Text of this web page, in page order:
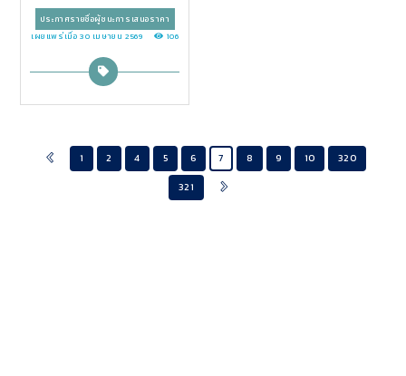
ประกาศรายชื่อผู้ชนะการเสนอราคา
เผยแพร่เมื่อ 30 เมษายน 2569
106
1 2 4 5 6 7 8 9 10
320
321